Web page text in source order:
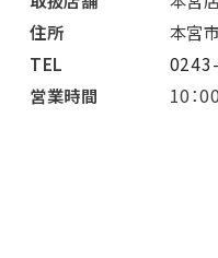
住所
本宮
TEL
営業時間
10：